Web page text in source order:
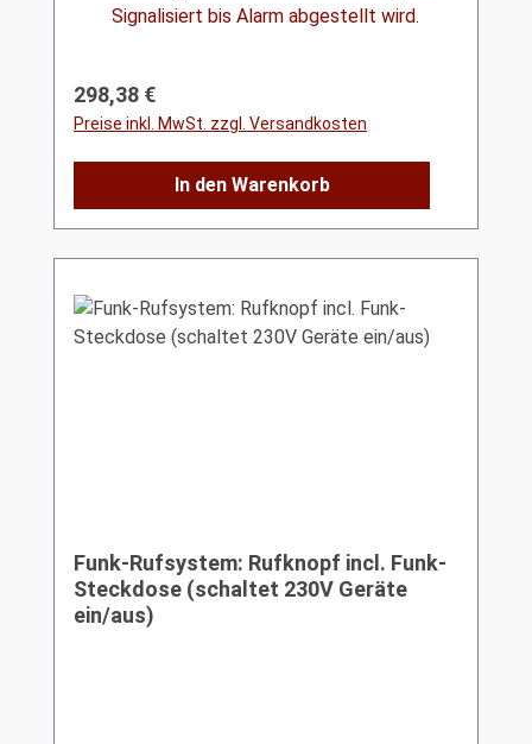
Signalisiert bis Alarm abgestellt wird.
Regulärer Preis:
298,38 €
Preise inkl. MwSt. zzgl. Versandkosten
In den Warenkorb
Funk-Rufsystem: Rufknopf incl. Funk-
Steckdose (schaltet 230V Geräte
ein/aus)